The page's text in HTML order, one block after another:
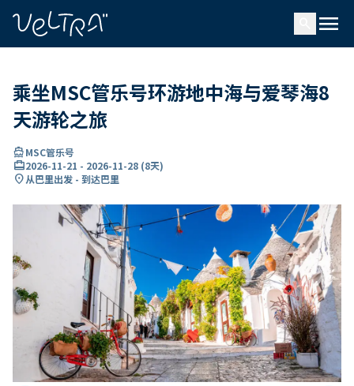
menu
乘坐MSC管乐号环游地中海与爱琴海8
天游轮之旅
directions_boatMSC管乐号
card_travel2026-11-21 - 2026-11-28 (8天)
location_on从巴里出发 - 到达巴里